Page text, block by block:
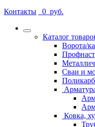
Контакты
0 руб.
Каталог
Ворота/
Сваи и
Ковка,